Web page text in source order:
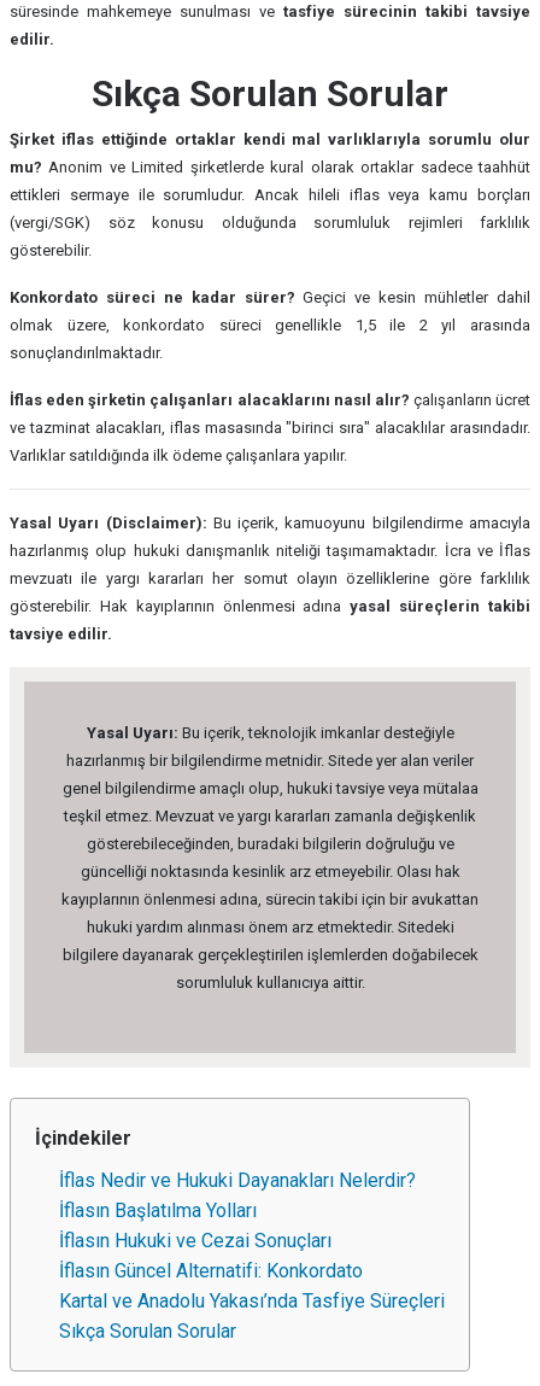
süresinde mahkemeye sunulması ve tasfiye sürecinin takibi tavsiye
edilir.
Sıkça Sorulan Sorular
Şirket iflas ettiğinde ortaklar kendi mal varlıklarıyla sorumlu olur
mu? Anonim ve Limited şirketlerde kural olarak ortaklar sadece taahhüt
ettikleri sermaye ile sorumludur. Ancak hileli iflas veya kamu borçları
(vergi/SGK) söz konusu olduğunda sorumluluk rejimleri farklılık
gösterebilir.
Konkordato süreci ne kadar sürer? Geçici ve kesin mühletler dahil
olmak üzere, konkordato süreci genellikle 1,5 ile 2 yıl arasında
sonuçlandırılmaktadır.
İflas eden şirketin çalışanları alacaklarını nasıl alır? çalışanların ücret
ve tazminat alacakları, iflas masasında "birinci sıra" alacaklılar arasındadır.
Varlıklar satıldığında ilk ödeme çalışanlara yapılır.
Yasal Uyarı (Disclaimer): Bu içerik, kamuoyunu bilgilendirme amacıyla
hazırlanmış olup hukuki danışmanlık niteliği taşımamaktadır. İcra ve İflas
mevzuatı ile yargı kararları her somut olayın özelliklerine göre farklılık
gösterebilir. Hak kayıplarının önlenmesi adınayasal süreçlerin takibi
tavsiye edilir.
Yasal Uyarı: Bu içerik, teknolojik imkanlar desteğiyle
hazırlanmış bir bilgilendirme metnidir. Sitede yer alan veriler
genel bilgilendirme amaçlı olup, hukuki tavsiye veya mütalaa
teşkil etmez. Mevzuat ve yargı kararları zamanla değişkenlik
gösterebileceğinden, buradaki bilgilerin doğruluğu ve
güncelliği noktasında kesinlik arz etmeyebilir. Olası hak
kayıplarının önlenmesi adına, sürecin takibi için bir avukattan
hukuki yardım alınması önem arz etmektedir. Sitedeki
bilgilere dayanarak gerçekleştirilen işlemlerden doğabilecek
sorumluluk kullanıcıya aittir.
İçindekiler
İflas Nedir ve Hukuki Dayanakları Nelerdir?
İflasın Başlatılma Yolları
İflasın Hukuki ve Cezai Sonuçları
İflasın Güncel Alternatifi: Konkordato
Kartal ve Anadolu Yakası’nda Tasfiye Süreçleri
Sıkça Sorulan Sorular